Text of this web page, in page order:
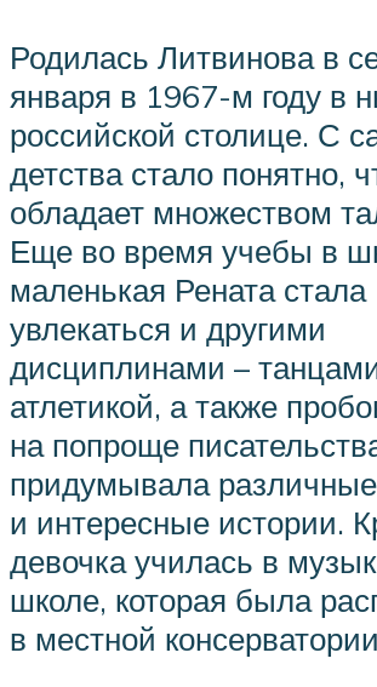
Родилась Литвинова в
января в 1967-м году в
российской столице. С
детства стало понятно,
обладает множеством
Еще во время учебы в
маленькая Рената стала
увлекаться и другими
дисциплинами –
атлетикой, а также
на попроще
придумывала
и интересные истории.
девочка училась в
школе, которая была
в местной